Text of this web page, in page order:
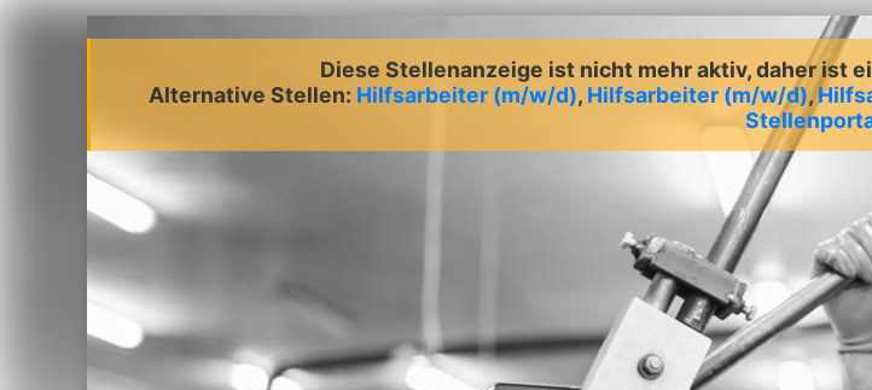
Diese Stellenanzeige ist nicht mehr aktiv, daher ist
Alternative Stellen: Hilfsarbeiter (m/w/d), Hilfsarbeiter (m/w/d),